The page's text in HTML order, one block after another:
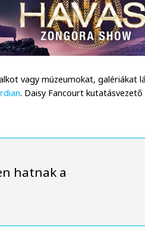
vagy múzeumokat, galériákat
. Daisy Fancourt
hatnak a